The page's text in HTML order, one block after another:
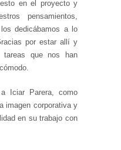
en el proyecto y
pensamientos,
dedicábamos a lo
por estar allí y
tareas que nos han
Iciar Parera, como
imagen corporativa y
en su trabajo con